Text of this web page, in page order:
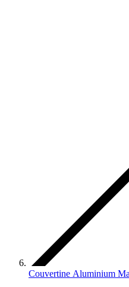
Couvertine Aluminium